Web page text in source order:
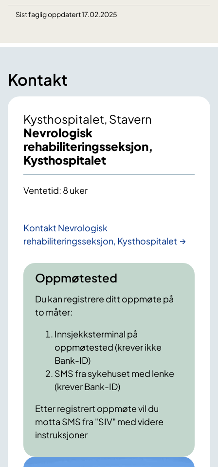
Sist faglig oppdatert 17.02.2025
Kontakt
Kysthospitalet, Stavern
Nevrologisk
rehabiliteringsseksjon,
Kysthospitalet
Ventetid: 8 uker
Kontakt Nevrologisk
rehabiliteringsseksjon, Kysthospitalet
Oppmøtested
Du kan registrere ditt oppmøte på
to måter:
Innsjekksterminal på
oppmøtested (krever ikke
Bank-ID)
SMS fra sykehuset med lenke
(krever Bank-ID)
Etter registrert oppmøte vil du
motta SMS fra "SIV" med videre
instruksjoner